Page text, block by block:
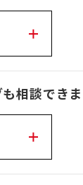
相談でき